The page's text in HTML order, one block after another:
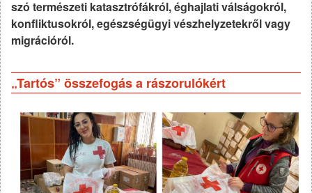
szó természeti katasztrófákról, éghajlati válságokról,
konfliktusokról, egészségügyi vészhelyzetekről vagy
migrációról.
„Tartós” összefogás a rászorulókért